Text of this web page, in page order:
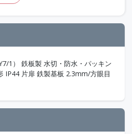
1） 鉄板製 水切・防水・パッキン
片扉 鉄製基板 2.3mm/方眼目